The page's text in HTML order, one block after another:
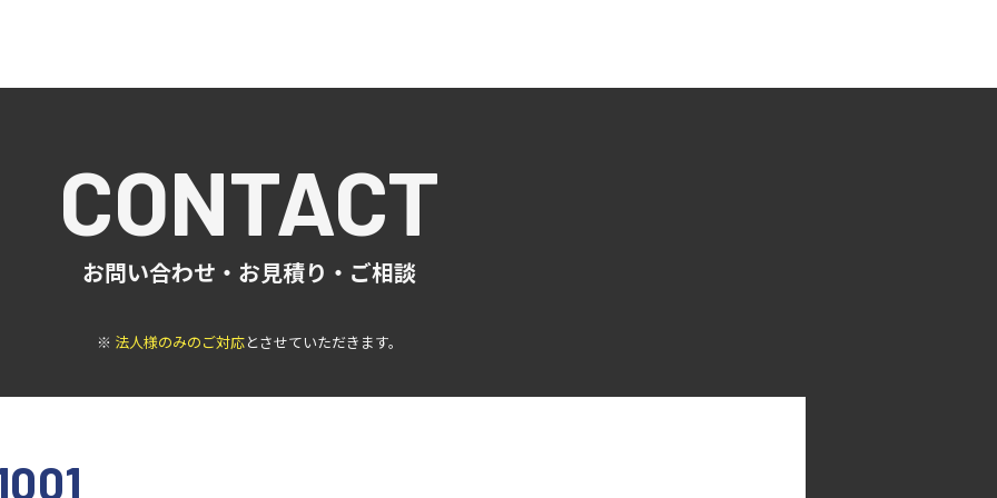
CONTACT
お問い合わせ・お見積り・ご相談
※ 法人様のみのご対応とさせていただきます。